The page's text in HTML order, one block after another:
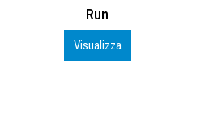
Cuffia Poliestere
Inizia a Personalizzare